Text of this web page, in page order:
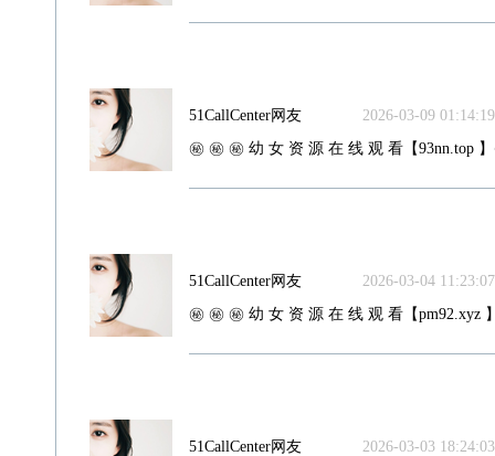
51CallCenter网友
2026-03-09 01:14:19
㊙️ ㊙️ ㊙️ 幼 女 资 源 在 线 观 看【93nn.top
51CallCenter网友
2026-03-04 11:23:07
㊙️ ㊙️ ㊙️ 幼 女 资 源 在 线 观 看【pm92.xyz
51CallCenter网友
2026-03-03 18:24:03